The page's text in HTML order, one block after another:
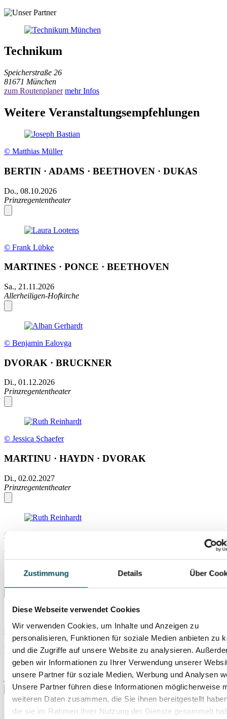
Zustimmung Details Über
Diese Webseite verwendet Cookies
Wir verwenden Cookies, um Inhalte und Anzeigen zu
personalisieren, Funktionen für soziale Medien anbieten zu
und die Zugriffe auf unsere Website zu analysieren.
geben wir Informationen zu Ihrer Verwendung unserer
unsere Partner für soziale Medien, Werbung und Analysen
Unsere Partner führen diese Informationen möglicherweise
weiteren Daten zusammen, die Sie ihnen bereitgestellt
die sie im Rahmen Ihrer Nutzung der Dienste gesammelt
Technikum
Speicherstraße 26
81671 München
zum Routenplaner mehr Infos
Weitere Veranstaltungsempfehlungen
© Matthias Müller
BERTIN · ADAMS · BEETHOVEN · DUKAS
Do., 08.10.2026
Prinzregententheater
© Frank Lübke
MARTINES · PONCE · BEETHOVEN
Sa., 21.11.2026
Allerheiligen-Hofkirche
© Benjamin Ealovga
DVORAK · BRUCKNER
Di., 01.12.2026
Prinzregententheater
© Jessica Schaefer
MARTINU · HAYDN · DVORAK
Di., 02.02.2027
Prinzregententheater
© DSO
BEETHOVEN · DVORAK
Do., 04.02.2027
© Franco Jennewein
MOZART · SCHÖNBERG
Sa., 27.02.2027
Allerheiligen-Hofkirche